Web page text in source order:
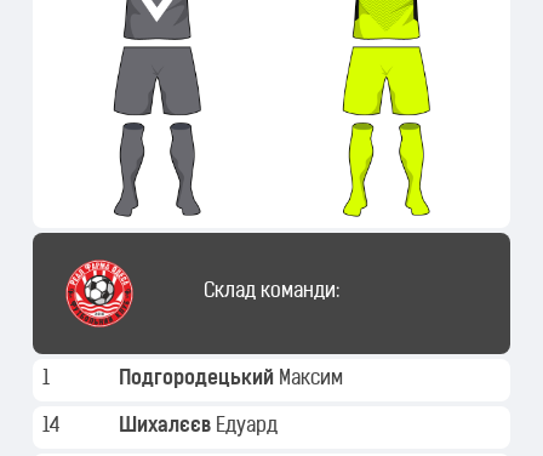
Склад команди:
1 Подгородецький Максим
14 Шихалєєв Едуард